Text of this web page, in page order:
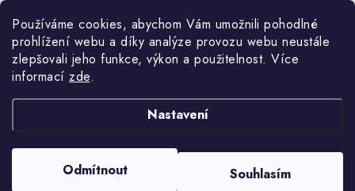
Používáme cookies, abychom Vám umožnili pohodlné
prohlížení webu a díky analýze provozu webu neustále
zlepšovali jeho funkce, výkon a použitelnost. Více
informací zde.
Nastavení
Odmítnout Souhlasím
Z
Facebook
Jak reklamovat či vrátit zboží
cookies